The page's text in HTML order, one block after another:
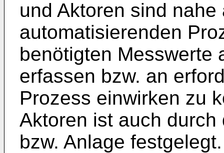
und Aktoren sind
automatisierenden
benötigten Messwerte
erfassen bzw. an
Prozess einwirken zu
Aktoren ist auch
bzw. Anlage festgelegt.